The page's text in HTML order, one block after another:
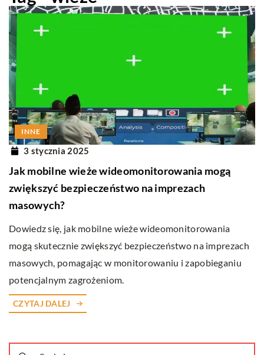
INNE
3 stycznia 2025
Jak mobilne wieże wideomonitorowania mogą
zwiększyć bezpieczeństwo na imprezach
masowych?
Dowiedz się, jak mobilne wieże wideomonitorowania
mogą skutecznie zwiększyć bezpieczeństwo na imprezach
masowych, pomagając w monitorowaniu i zapobieganiu
potencjalnym zagrożeniom.
CZYTAJ DALEJ